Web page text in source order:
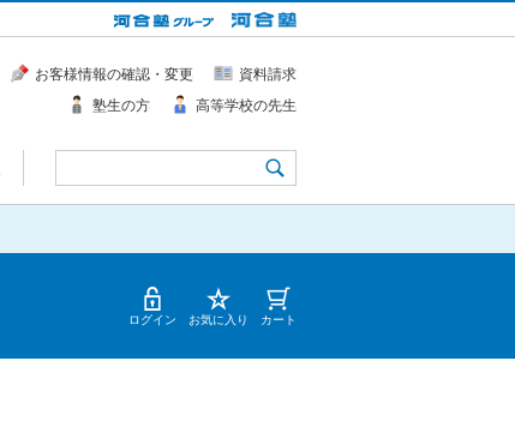
お客様情報の確認・変更
資料請求
塾生の方
高等学校の先生
ログイン お気に入り カート